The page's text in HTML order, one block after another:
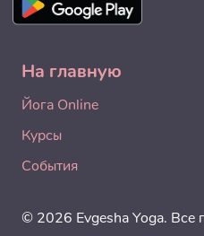
На главную
Йога Online
Курсы
События
© 2026 Evgesha Yoga. Все